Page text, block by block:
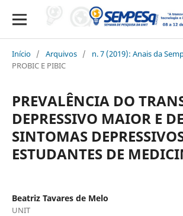
Início / Arquivos / n. 7 (2019): Anais da
PROBIC E PIBIC
PREVALÊNCIA DO
DEPRESSIVO MAIOR E DE
SINTOMAS
ESTUDANTES DE
Beatriz Tavares de Melo
UNIT